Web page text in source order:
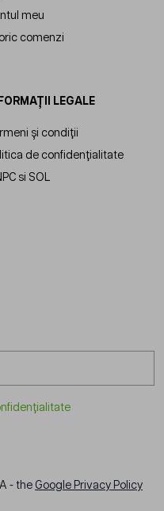
meu
comenzi
LEGALE
și condiții
de confidențialitate
si SOL
- the Google Privacy Policy